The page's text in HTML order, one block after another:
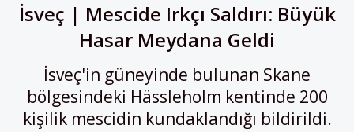
İsveç | Mescide Irkçı Saldırı: Büyük
Hasar Meydana Geldi
İsveç'in güneyinde bulunan Skane
bölgesindeki Hässleholm kentinde 200
kişilik mescidin kundaklandığı bildirildi.